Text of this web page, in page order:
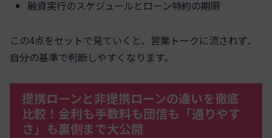
融資実行のスケジュールとローン特約の期限
この4点をセットで見ていくと、営業トークに流されず、
自分の基準で判断しやすくなります。
提携ローンと非提携ローンの違いを徹底
比較！金利も手数料も団信も「通りやす
さ」も裏側まで大公開